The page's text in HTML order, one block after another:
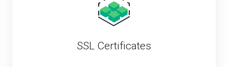
SSL Certificates